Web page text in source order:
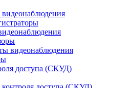
видеонаблюдения
доступа (СКУД)